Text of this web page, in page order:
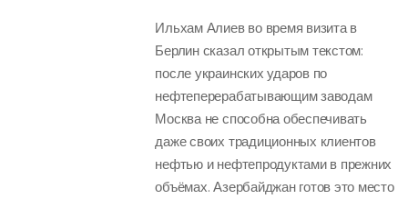
Ильхам Алиев во время визита в
Берлин сказал открытым текстом:
после украинских ударов по
нефтеперерабатывающим заводам
Москва не способна обеспечивать
даже своих традиционных клиентов
нефтью и нефтепродуктами в прежних
объёмах. Азербайджан готов это место